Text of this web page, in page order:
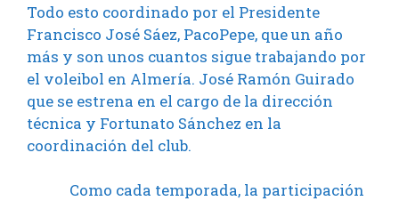
Todo esto coordinado por el Presidente
Francisco José Sáez, PacoPepe, que un año
más y son unos cuantos sigue trabajando por
el voleibol en Almería. José Ramón Guirado
que se estrena en el cargo de la dirección
técnica y Fortunato Sánchez en la
coordinación del club.
Como cada temporada, la participación